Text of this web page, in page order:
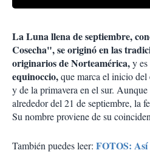
La Luna llena de septiembre,
Cosecha", se originó en las
originarios de Norteamérica,y es
equinoccio,que marca el inicio
y de la primavera en el sur.
alrededor del 21 de septiembre, la
Su nombre proviene de su
También puedes leer: FOTOS: Así